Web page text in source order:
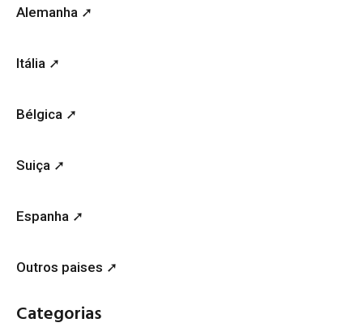
Alemanha ➚
Itália ➚
Bélgica ➚
Suiça ➚
Espanha ➚
Outros paises ➚
Categorias